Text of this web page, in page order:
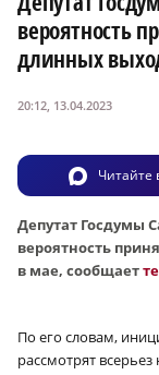
вероятность
длинных
20:12, 13.04.2023
Читайте
Депутат Госдумы
вероятность
в мае, сообщает
По его словам,
рассмотрят всерьез